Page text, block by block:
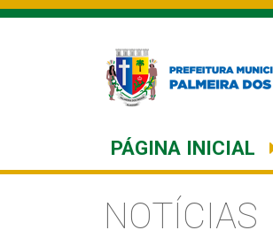
PÁGINA INICIAL
NOTÍCIAS